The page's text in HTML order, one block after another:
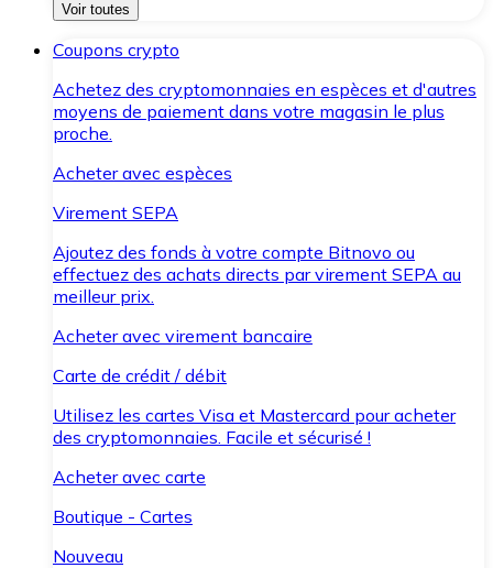
Voir toutes
Coupons crypto
Achetez des cryptomonnaies en espèces et d'autres
moyens de paiement dans votre magasin le plus
proche.
Acheter avec espèces
Virement SEPA
Ajoutez des fonds à votre compte Bitnovo ou
effectuez des achats directs par virement SEPA au
meilleur prix.
Acheter avec virement bancaire
Carte de crédit / débit
Utilisez les cartes Visa et Mastercard pour acheter
des cryptomonnaies. Facile et sécurisé !
Acheter avec carte
Boutique - Cartes
Nouveau